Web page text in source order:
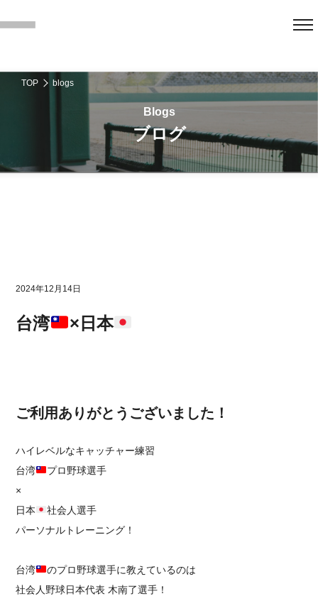
TOP blogs
ブログ
2024年12月14日
台湾 ×日本
ご利用ありがとうございました！
ハイレベルなキャッチャー練習
台湾
プロ野球選手
×
日本
社会人選手
パーソナルトレーニング！
台湾
のプロ野球選手に教えているのは
社会人野球日本代表 木南了選手！